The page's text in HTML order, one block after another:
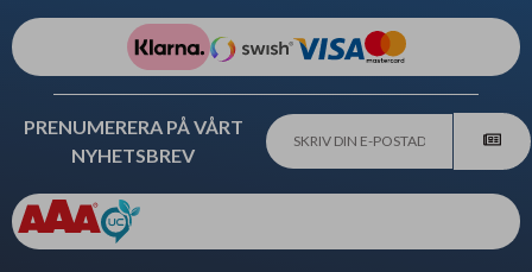
PRENUMERERA PÅ VÅRT
NYHETSBREV